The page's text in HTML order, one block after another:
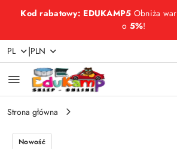
Przejdź do treści głównej
Przejdź do wyszukiwarki
Przejdź do moje konto
Przejdź do menu głównego
Przejdź do opisu produktu
Przejdź do stopki
Kod rabatowy: EDUKAMP5 Obniża
o 5%!
PL |PLN
Strona główna
Nowość